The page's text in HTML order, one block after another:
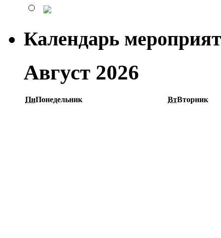
Календарь
Август 2026
ПнПонедельник ВтВторник